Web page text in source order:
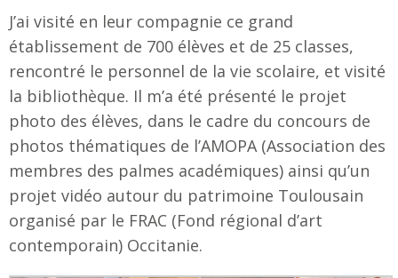
J’ai visité en leur compagnie ce grand
établissement de 700 élèves et de 25 classes,
rencontré le personnel de la vie scolaire, et visité
la bibliothèque. Il m’a été présenté le projet
photo des élèves, dans le cadre du concours de
photos thématiques de l’AMOPA (Association des
membres des palmes académiques) ainsi qu’un
projet vidéo autour du patrimoine Toulousain
organisé par le FRAC (Fond régional d’art
contemporain) Occitanie.